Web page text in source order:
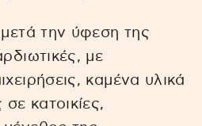
την ύφεση της
με
καμένα υλικά
κατοικίες,